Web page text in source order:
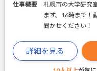
仕事概要
札幌市の大学研究
ます。16時まで！
聞かせください！
詳細を見る